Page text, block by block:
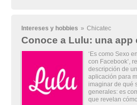
Intereses y hobbies » Chicatec
Conoce a Lulu: una app
‘Es como Sexo
con Facebook’,
descripción de
aplicación para
imaginar de qué
generales: es
que revelan